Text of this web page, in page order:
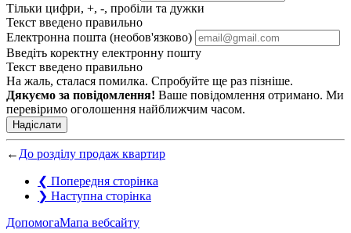
Тільки цифри, +, -, пробіли та дужки
Текст введено правильно
Електронна пошта (необов'язково)
Введіть коректну електронну пошту
Текст введено правильно
На жаль, сталася помилка. Спробуйте ще раз пізніше.
Дякуємо за повідомлення! Ваше повідомлення отримано. Ми
перевіримо оголошення найближчим часом.
Надіслати
← До розділу продаж квартир
❮ Попередня сторінка
❯ Наступна сторінка
ДопомогаМапа вебсайту